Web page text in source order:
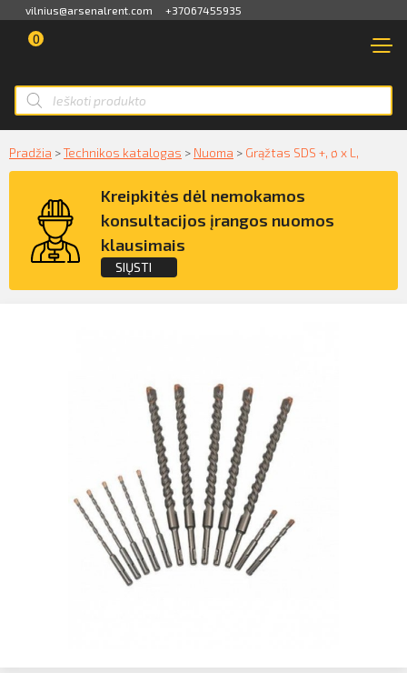
vilnius@arsenalrent.com +37067455935
0
PARDAVIMAS
NAUDOTA TECHNIKA
NUOMA
PASLAUGOS
KLIENTAMS
Akti, atlikumi objektos
Pasiūlymai
Mokėjimų sąrašas
Atsijungti
ID card
Pradžia >Technikos katalogas > Nuoma > Grąžtas SDS +, ø x L,
Kreipkitės dėl nemokamos
konsultacijos įrangos nuomos
klausimais
SIŲSTI
SIŲSTI